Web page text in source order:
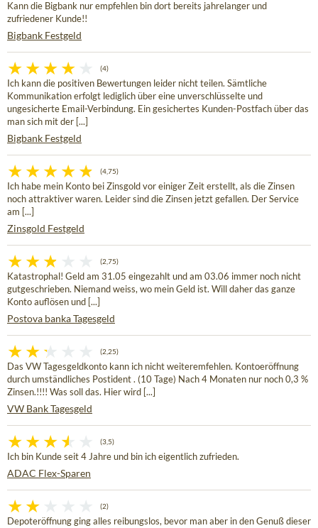
Kann die Bigbank nur empfehlen bin dort bereits jahrelanger und
zufriedener Kunde!!
Bigbank Festgeld
(4)
Ich kann die positiven Bewertungen leider nicht teilen. Sämtliche
Kommunikation erfolgt lediglich über eine unverschlüsselte und
ungesicherte Email-Verbindung. Ein gesichertes Kunden-Postfach über das
man sich mit der [...]
Bigbank Festgeld
(4,75)
Ich habe mein Konto bei Zinsgold vor einiger Zeit erstellt, als die Zinsen
noch attraktiver waren. Leider sind die Zinsen jetzt gefallen. Der Service
am [...]
Zinsgold Festgeld
(2,75)
Katastrophal! Geld am 31.05 eingezahlt und am 03.06 immer noch nicht
gutgeschrieben. Niemand weiss, wo mein Geld ist. Will daher das ganze
Konto auflösen und [...]
Postova banka Tagesgeld
(2,25)
Das VW Tagesgeldkonto kann ich nicht weiteremfehlen. Kontoeröffnung
durch umständliches Postident . (10 Tage) Nach 4 Monaten nur noch 0,3 %
Zinsen.!!!! Was soll das. Hier wird [...]
VW Bank Tagesgeld
(3,5)
Ich bin Kunde seit 4 Jahre und bin ich eigentlich zufrieden.
ADAC Flex-Sparen
(2)
Depoteröffnung ging alles reibungslos, bevor man aber in den Genuß dieser